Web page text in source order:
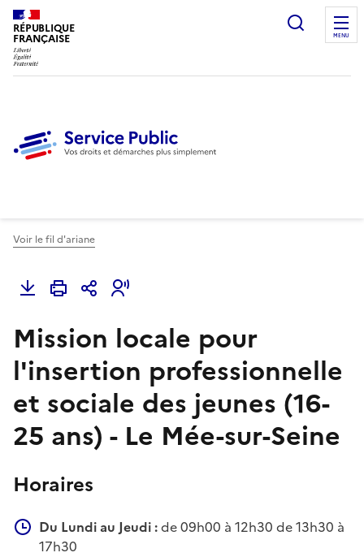
RÉPUBLIQUE
FRANÇAISE
Ouvrir
MENU
Voir le fil d'ariane
Mission locale pour
l'insertion professionnelle
et sociale des jeunes (16-
25 ans) - Le Mée-sur-Seine
Horaires
Du Lundi au Jeudi :de 09h00 à 12h30 de 13h30 à
17h30